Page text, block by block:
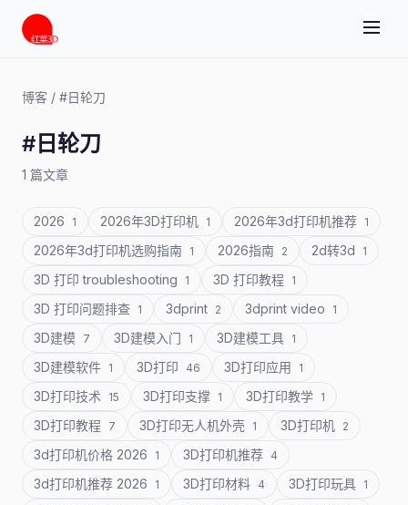
博客 / #日轮刀
#日轮刀
1 篇文章
2026 1 2026年3D打印机 1 2026年3d打印机推荐 1
2026年3d打印机选购指南 1 2026指南 2 2d转3d 1
3D 打印 troubleshooting 1 3D 打印教程 1
3D 打印问题排查 1 3dprint 2 3dprint video 1
3D建模 7 3D建模入门 1 3D建模工具 1
3D建模软件 1 3D打印 46 3D打印应用 1
3D打印技术 15 3D打印支撑 1 3D打印教学 1
3D打印教程 7 3D打印无人机外壳 1 3D打印机 2
3d打印机价格 2026 1 3D打印机推荐 4
3d打印机推荐 2026 1 3D打印材料 4 3D打印玩具 1